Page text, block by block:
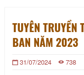
TUYÊN TRUYỀN
BAN NĂM 2023
31/07/2024 738